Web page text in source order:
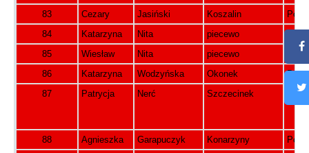
83 Cezary Jasiński Koszalin
84
Katarzyna Nita piecewo
85
Wiesław Nita piecewo
86
Katarzyna Wodzyńska Okonek
87
Patrycja Nerć Szczecinek
88 Agnieszka Garapuczyk Konarzyny